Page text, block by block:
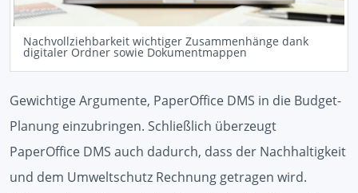
Nachvollziehbarkeit wichtiger Zusammenhänge dank
digitaler Ordner sowie Dokumentmappen
Gewichtige Argumente, PaperOffice DMS in die Budget-
Planung einzubringen. Schließlich überzeugt
PaperOffice DMS auch dadurch, dass der Nachhaltigkeit
und dem Umweltschutz Rechnung getragen wird.